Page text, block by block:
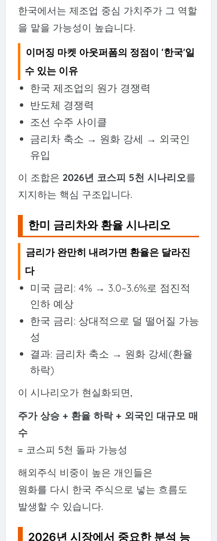
한국에서는 제조업 중심 가치주가 그 역할
을 맡을 가능성이 높습니다.
이머징 마켓 아웃퍼폼의 정점이 ‘한국’일
수 있는 이유
한국 제조업의 원가 경쟁력
반도체 경쟁력
조선 수주 사이클
금리차 축소 → 원화 강세 → 외국인
유입
이 조합은 2026년 코스피 5천 시나리오를
지지하는 핵심 구조입니다.
한미 금리차와 환율 시나리오
금리가 완만히 내려가면 환율은 달라진
다
미국 금리: 4% → 3.0~3.6%로 점진적
인하 예상
한국 금리: 상대적으로 덜 떨어질 가능
성
결과: 금리차 축소 → 원화 강세(환율
하락)
이 시나리오가 현실화되면,
주가 상승 + 환율 하락 + 외국인 대규모 매
수
= 코스피 5천 돌파 가능성
해외주식 비중이 높은 개인들은
원화를 다시 한국 주식으로 넣는 흐름도
발생할 수 있습니다.
2026년 시장에서 중요한 분석 능